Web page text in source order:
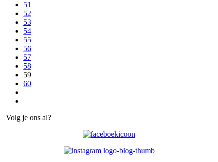
51
52
53
54
55
56
57
58
59
60
Volg je ons al?